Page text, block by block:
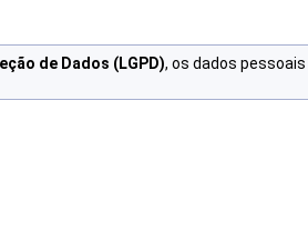
de Dados (LGPD), os dados